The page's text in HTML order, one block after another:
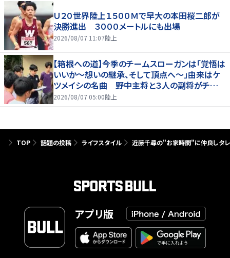
Ｕ２０世界陸上１５００Ｍで早大の本田桜二郎が
決勝進出 ３０００メートルにも出場
2026/08/07 11:07陸上
【箱根への道】今季のチームスローガンは「覚悟は
いいか～想いの継承、そして頂点へ～」由来はケ
ツメイシの名曲 野中主将と３人の副将がチーム
を引っ張る…夏合宿特集第１弾、国学院大
2026/08/07 05:00陸上
TOP 話題の投稿 ライフスタイル 近藤千尋の"お家時間"に仲良しタレ
アプリ版